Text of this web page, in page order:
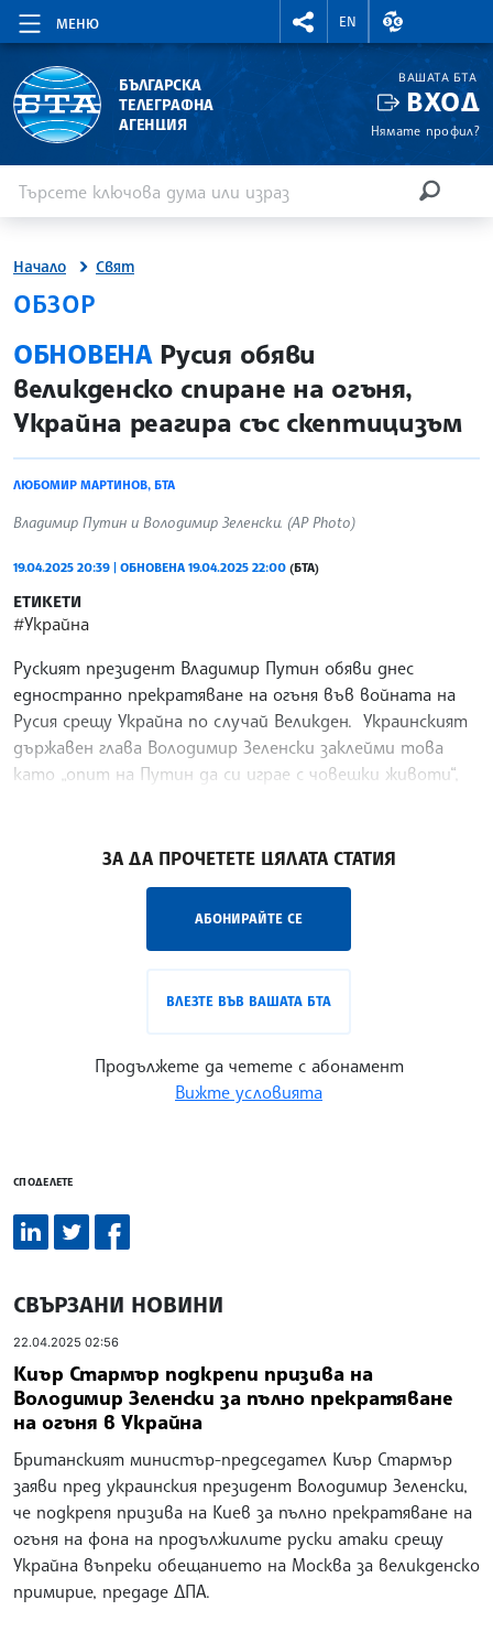
МЕНЮ
RIGHTMENU.SOCIAL
EN
ВАЛУТНИ
БЪЛГАРСКА
ТЕЛЕГРАФНА
АГЕНЦИЯ
ВАШАТА БТА
ВХОД
Нямате профил?
Начало Свят
ОБЗОР
site.bta
ОБНОВЕНАРусия обяви
великденско спиране на огъня,
Украйна реагира със скептицизъм
ЛЮБОМИР МАРТИНОВ, БТА
Владимир Путин и Володимир Зеленски. (AP Photo)
19.04.2025 20:39 | ОБНОВЕНА 19.04.2025 22:00 (БТА)
ЕТИКЕТИ
#Украйна
Руският президент Владимир Путин обяви днес
едностранно прекратяване на огъня във войната на
Русия срещу Украйна по случай Великден. Украинският
държавен глава Володимир Зеленски заклейми това
като „опит на Путин да си играе с човешки животи“,
ЗА ДА ПРОЧЕТЕТЕ ЦЯЛАТА СТАТИЯ
АБОНИРАЙТЕ СЕ
ВЛЕЗТЕ ВЪВ ВАШАТА БТА
Продължете да четете с абонамент
Вижте условията
СПОДЕЛЕТЕ
СВЪРЗАНИ НОВИНИ
22.04.2025 02:56
Киър Стармър подкрепи призива на
Володимир Зеленски за пълно прекратяване
на огъня в Украйна
Британският министър-председател Киър Стармър
заяви пред украинския президент Володимир Зеленски,
че подкрепя призива на Киев за пълно прекратяване на
огъня на фона на продължилите руски атаки срещу
Украйна въпреки обещанието на Москва за великденско
примирие, предаде ДПА.